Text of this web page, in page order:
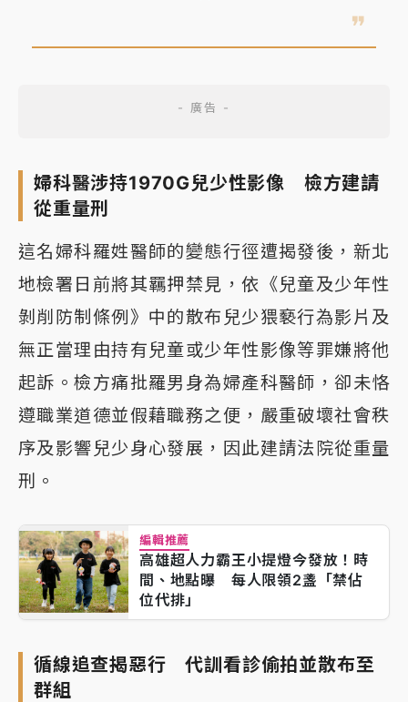
婦科醫涉持1970G兒少性影像 檢方建請
從重量刑
這名婦科羅姓醫師的變態行徑遭揭發後，新北
地檢署日前將其羈押禁見，依《兒童及少年性
剝削防制條例》中的散布兒少猥褻行為影片及
無正當理由持有兒童或少年性影像等罪嫌將他
起訴。檢方痛批羅男身為婦產科醫師，卻未恪
遵職業道德並假藉職務之便，嚴重破壞社會秩
序及影響兒少身心發展，因此建請法院從重量
刑。
編輯推薦
高雄超人力霸王小提燈今發放！時
間、地點曝 每人限領2盞「禁佔
位代排」
循線追查揭惡行 代訓看診偷拍並散布至
群組